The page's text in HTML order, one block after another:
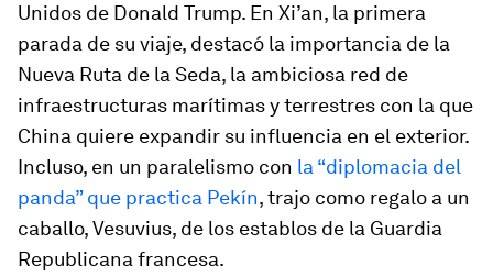
Unidos de Donald Trump. En Xi’an, la primera
parada de su viaje, destacó la importancia de la
Nueva Ruta de la Seda, la ambiciosa red de
infraestructuras marítimas y terrestres con la que
China quiere expandir su influencia en el exterior.
Incluso, en un paralelismo con la “diplomacia del
panda” que practica Pekín, trajo como regalo a un
caballo, Vesuvius, de los establos de la Guardia
Republicana francesa.